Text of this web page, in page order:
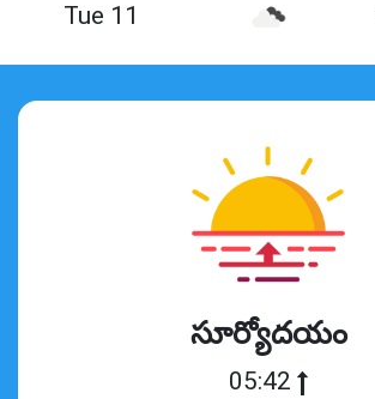
Tue 11
సూర్యోదయం
05:42